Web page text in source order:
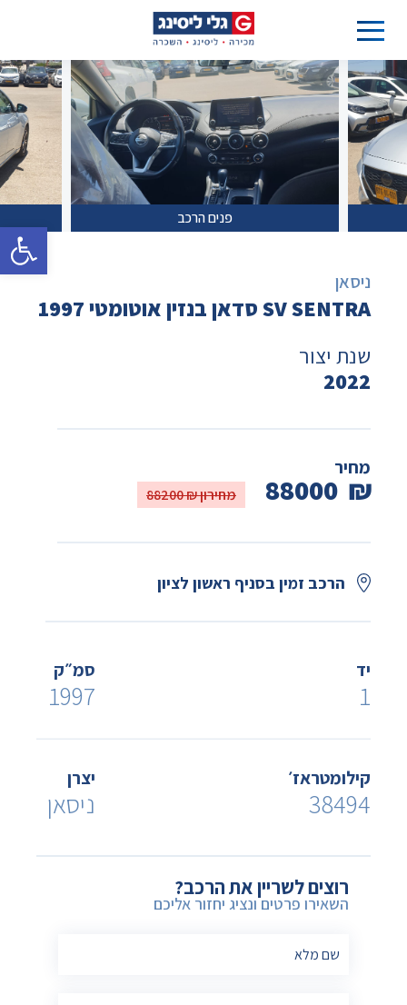
פתח
ניסאן
SV SENTRA סדאן בנזין אוטומטי 1997
שנת יצור
2022
מחיר
₪ מחירון ₪ 88200
הרכב זמין בסניף ראשון לציון
יד
1
סמ״ק
1997
קילומטראז׳
38494
יצרן
ניסאן
פנים הרכב
רוצים לשריין את הרכב?
השאירו פרטים ונציג יחזור אליכם